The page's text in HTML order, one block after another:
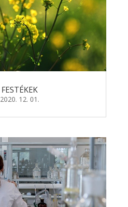
FESTÉKEK
2020. 12. 01.